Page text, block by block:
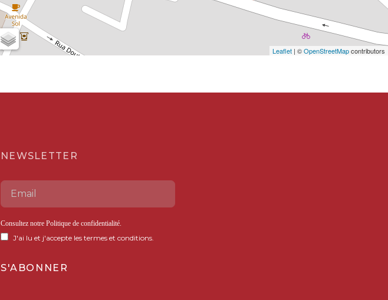
Leaflet | ©OpenStreetMapcontributors
NEWSLETTER
Consultez notre Politique de confidentialité.
J'ai lu et j'accepte les termes et conditions.